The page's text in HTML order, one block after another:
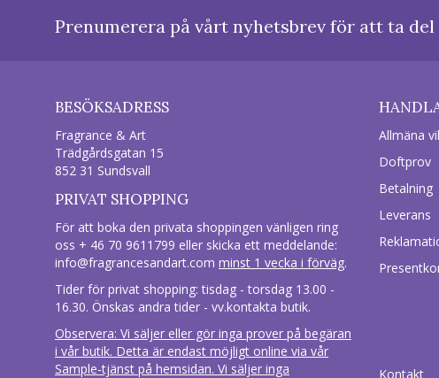
Prenumerera på vårt nyhetsbrev för att ta
BESÖKSADRESS
Fragrance & Art
Trädgårdsgatan 15
852 31 Sundsvall
PRIVAT SHOPPING
För att boka den privata shoppingen vänligen ring
oss + 46 70 9611799 eller skicka ett meddelande:
info@fragrancesandart.com minst 1 vecka i förväg.
Tider för privat shopping: tisdag - torsdag 13.00 -
16.30. Önskas andra tider - vv.kontakta butik.
Observera: Vi säljer eller gör inga prover på begäran
i vår butik. Detta är endast möjligt online via vår
Sample-tjänst på hemsidan. Vi säljer inga
Allmäna
Doftprov
Betalning
Leverans
Kontakt